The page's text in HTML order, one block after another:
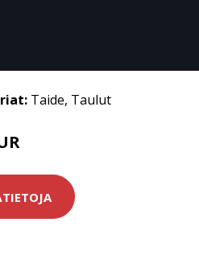
Taide, Taulut